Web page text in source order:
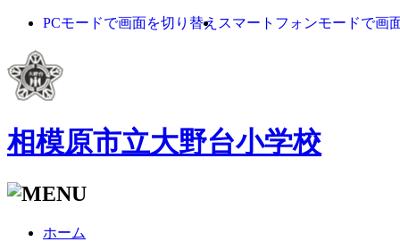
PCモードで画面を切り替え スマートフォンモードで画
相模原市立大野台小学校
ホーム